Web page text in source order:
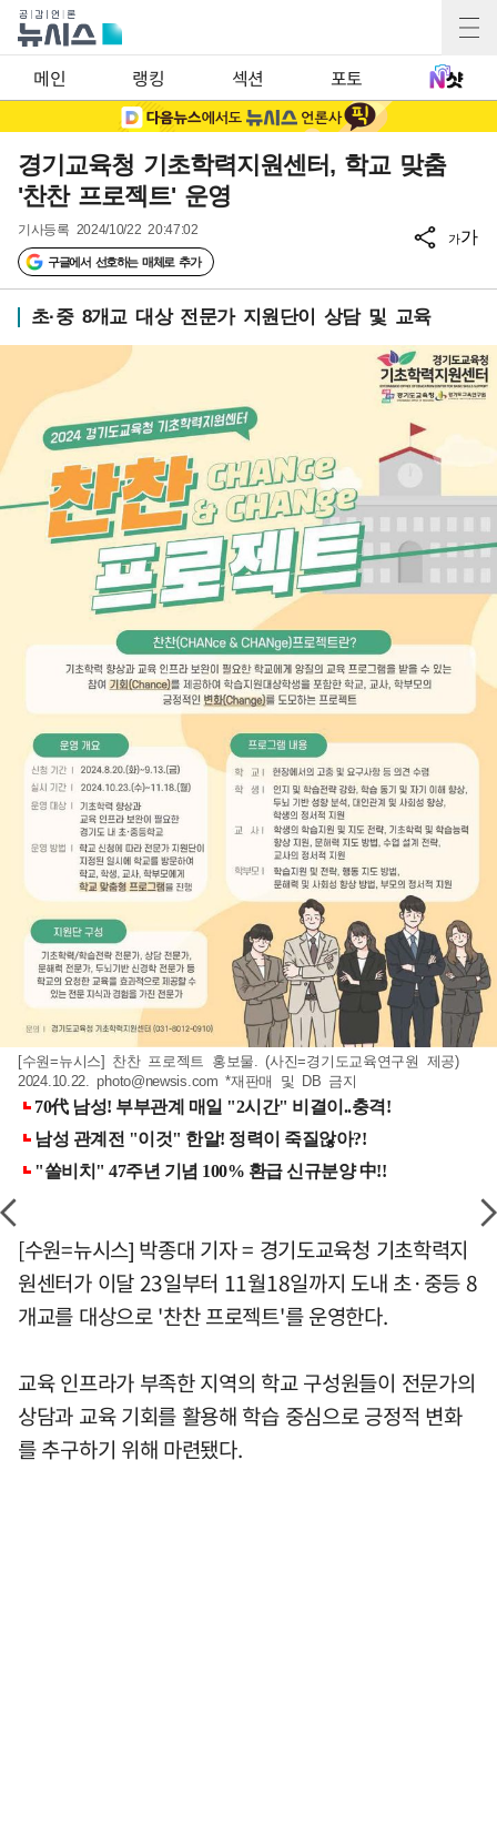
메인 랭킹 섹션 포토
경기교육청 기초학력지원센터, 학교 맞춤
'찬찬 프로젝트' 운영
기사등록 2024/10/22 20:47:02
구글에서 선호하는 매체로 추가
가가
초·중 8개교 대상 전문가 지원단이 상담 및 교육
[수원=뉴시스] 찬찬 프로젝트 홍보물. (사진=경기도교육연구원 제공)
2024.10.22.photo@newsis.com *재판매 및 DB 금지
[수원=뉴시스] 박종대 기자 = 경기도교육청 기초학력지
원센터가 이달 23일부터 11월18일까지 도내 초·중등 8
개교를 대상으로 '찬찬 프로젝트'를 운영한다.
교육 인프라가 부족한 지역의 학교 구성원들이 전문가의
상담과 교육 기회를 활용해 학습 중심으로 긍정적 변화
를 추구하기 위해 마련됐다.